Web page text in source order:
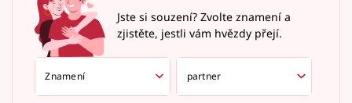
Jste si souzení? Zvolte znamení a
zjistěte, jestli vám hvězdy přejí.